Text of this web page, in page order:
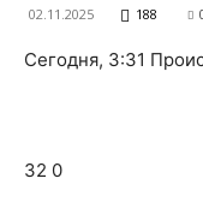
02.11.2025 188
Сегодня, 3:31
32 0